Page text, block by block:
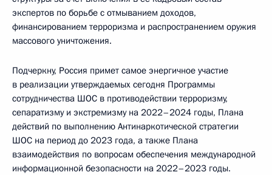
экспертов по борьбе с отмыванием доходов,
финансированием терроризма и распространением оружия
массового уничтожения.
Подчеркну, Россия примет самое энергичное участие
в реализации утверждаемых сегодня Программы
сотрудничества ШОС в противодействии терроризму,
сепаратизму и экстремизму на 2022–2024 годы, Плана
действий по выполнению Антинаркотической стратегии
ШОС на период до 2023 года, а также Плана
взаимодействия по вопросам обеспечения международной
информационной безопасности на 2022–2023 годы.